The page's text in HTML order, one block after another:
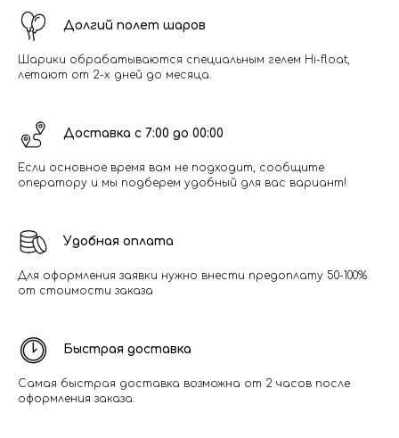
Долгий полет шаров
Шарики обрабатываются специальным гелем Hi-float,
летают от 2-х дней до месяца.
Доставка с 7:00 до 00:00
Если основное время вам не подходит, сообщите
оператору и мы подберем удобный для вас вариант!
Удобная оплата
Для оформления заявки нужно внести предоплату 50-100%
от стоимости заказа
Быстрая доставка
Самая быстрая доставка возможна от 2 часов после
оформления заказа.